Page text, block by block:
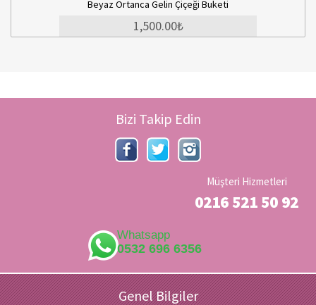
Beyaz Ortanca Gelin Çiçeği Buketi
Bizi Takip Edin
Müşteri Hizmetleri
0216 521 50 92
Whatsapp
0532 696 6356
Genel Bilgiler